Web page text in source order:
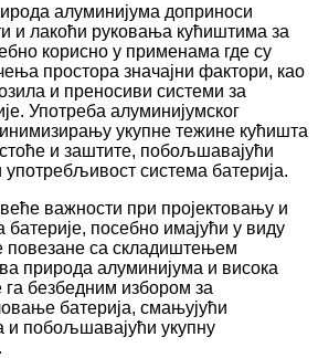
алуминијума доприноси
и лакоћи руковања кућиштима за
корисно у применама где су
простора значајни фактори, као
и преносиви системи за
Употреба алуминијумског
укупне тежине кућишта
и заштите, побољшавајући
употребљивост система батерија.
важности при пројектовању и
батерије, посебно имајући у виду
повезане са складиштењем
природа алуминијума и висока
безбедним избором за
батерија, смањујући
и побољшавајући укупну